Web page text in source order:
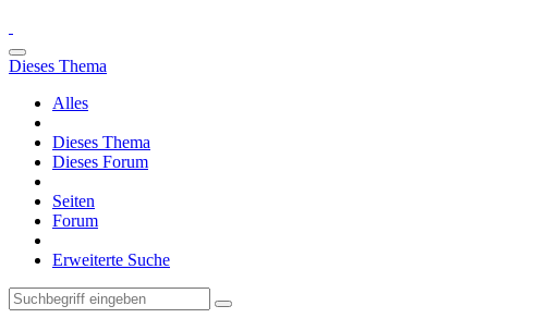
Dieses Thema
Alles
Dieses Thema
Dieses Forum
Seiten
Forum
Erweiterte Suche